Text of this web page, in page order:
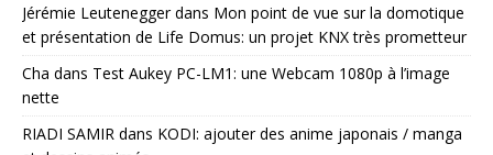
Jérémie Leuteneggerdans Mon point de vue sur la domotique
et présentation de Life Domus: un projet KNX très prometteur
Cha dans Test Aukey PC-LM1: une Webcam 1080p à l’image
nette
RIADI SAMIR dans KODI: ajouter des anime japonais / manga